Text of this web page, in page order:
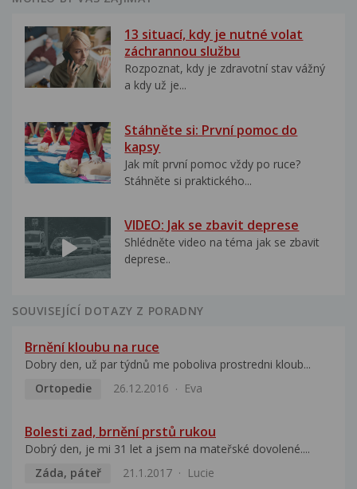
13 situací, kdy je nutné volat
záchrannou službu
Rozpoznat, kdy je zdravotní stav vážný
a kdy už je...
Stáhněte si: První pomoc do
kapsy
Jak mít první pomoc vždy po ruce?
Stáhněte si praktického...
VIDEO: Jak se zbavit deprese
Shlédněte video na téma jak se zbavit
deprese..
SOUVISEJÍCÍ DOTAZY Z PORADNY
Brnění kloubu na ruce
Dobry den, už par týdnů me poboliva prostredni kloub...
Ortopedie
26.12.2016 Eva
Bolesti zad, brnění prstů rukou
Dobrý den, je mi 31 let a jsem na mateřské dovolené....
Záda, páteř
21.1.2017 Lucie